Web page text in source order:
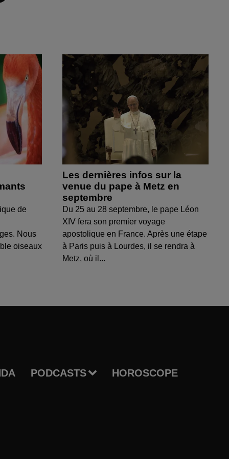
de
Nous
oiseaux
Les dernières infos sur la
venue du pape à Metz en
septembre
Du 25 au 28 septembre, le pape Léon
XIV fera son premier voyage
apostolique en France. Après une étape
à Paris puis à Lourdes, il se rendra à
Metz, où il...
PODCASTS HOROSCOPE